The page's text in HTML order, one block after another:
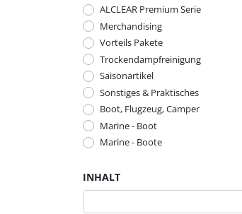
ALCLEAR Premium Serie
Merchandising
Vorteils Pakete
Trockendampfreinigung
Saisonartikel
Sonstiges & Praktisches
Boot, Flugzeug, Camper
Marine - Boot
Marine - Boote
INHALT